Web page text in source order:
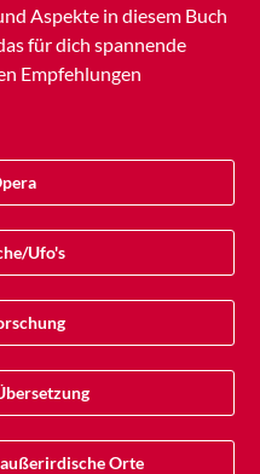
Aspekte in diesem Buch
für dich spannende
Empfehlungen
Ufo's
Orte